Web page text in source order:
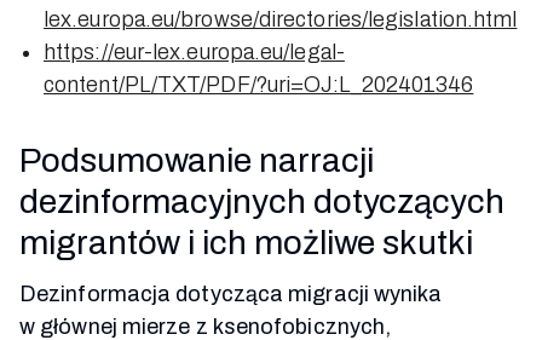
lex.europa.eu/browse/directories/legislation.html
https://eur-lex.europa.eu/legal-
content/PL/TXT/PDF/?uri=OJ:L_202401346
Podsumowanie narracji
dezinformacyjnych dotyczących
migrantów i ich możliwe skutki
Dezinformacja dotycząca migracji wynika
w głównej mierze z ksenofobicznych,